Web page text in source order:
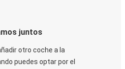
juntos
otro coche a la
puedes optar por el